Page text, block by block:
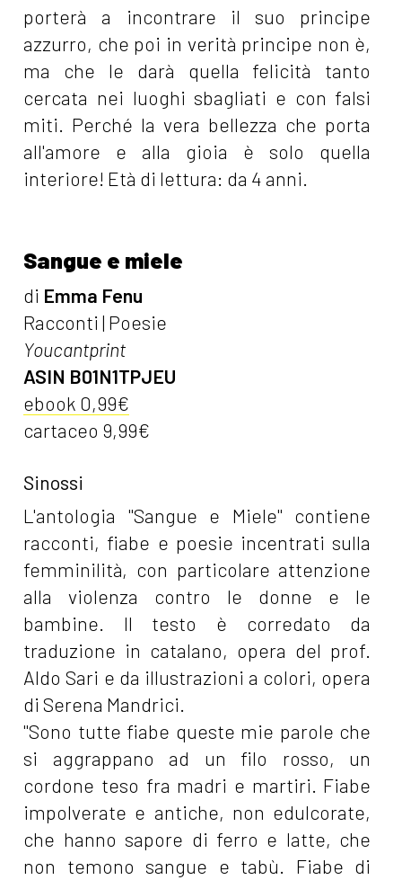
porterà a incontrare il suo principe
azzurro, che poi in verità principe non è,
ma che le darà quella felicità tanto
cercata nei luoghi sbagliati e con falsi
miti. Perché la vera bellezza che porta
all'amore e alla gioia è solo quella
interiore! Età di lettura: da 4 anni.
Sangue e miele
di Emma Fenu
Racconti | Poesie
Youcantprint
ASIN B01N1TPJEU
ebook 0,99€
cartaceo 9,99€
Sinossi
L'antologia "Sangue e Miele" contiene
racconti, fiabe e poesie incentrati sulla
femminilità, con particolare attenzione
alla violenza contro le donne e le
bambine. Il testo è corredato da
traduzione in catalano, opera del prof.
Aldo Sari e da illustrazioni a colori, opera
di Serena Mandrici.
"Sono tutte fiabe queste mie parole che
si aggrappano ad un filo rosso, un
cordone teso fra madri e martiri. Fiabe
impolverate e antiche, non edulcorate,
che hanno sapore di ferro e latte, che
non temono sangue e tabù. Fiabe di